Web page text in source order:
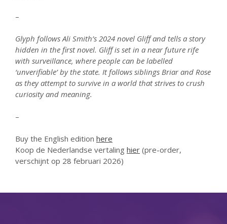
augustus 2025
juli 2025
juni 2025
mei 2025
december 2024
–
Glyph follows Ali Smith’s 2024 novel Gliff and tells a story
hidden in the first novel. Gliff is set in a near future rife
with surveillance, where people can be labelled
‘unverifiable’ by the state. It follows siblings Briar and Rose
as they attempt to survive in a world that strives to crush
curiosity and meaning.
–
Buy the English edition here
Koop de Nederlandse vertaling hier (pre-order,
verschijnt op 28 februari 2026)